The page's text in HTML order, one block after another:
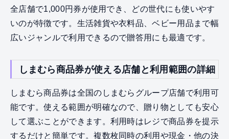
全店舗で1,000円券が使用でき、どの世代にも使いやす
いのが特徴です。生活雑貨や衣料品、ベビー用品まで幅
広いジャンルで利用できるので贈答用にも最適です。
しまむら商品券が使える店舗と利用範囲の詳細
しまむら商品券は全国のしまむらグループ店舗で利用可
能です。使える範囲が明確なので、贈り物としても安心
して選ぶことができます。利用時はレジで商品券を提示
するだけと簡単です。複数枚同時の利用や現金・他の決